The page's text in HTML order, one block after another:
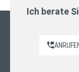
Ich berate